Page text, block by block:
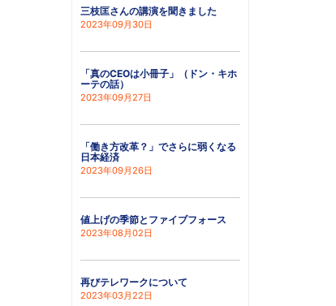
三枝匡さんの講演を聞きました
2023年09月30日
「真のCEOは小冊子」（ドン・キホ
ーテの話）
2023年09月27日
「働き方改革？」でさらに弱くなる
日本経済
2023年09月26日
値上げの季節とファイブフォース
2023年08月02日
再びテレワークについて
2023年03月22日